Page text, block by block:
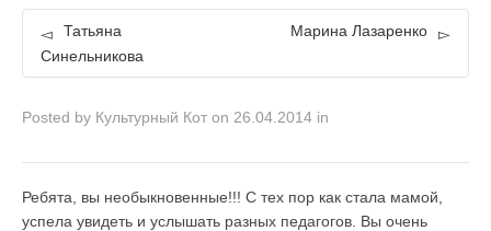
Татьяна
Синельникова
Марина Лазаренко
Posted by Культурный Кот on 26.04.2014 in
Ребята, вы необыкновенные!!! С тех пор как стала мамой,
успела увидеть и услышать разных педагогов. Вы очень